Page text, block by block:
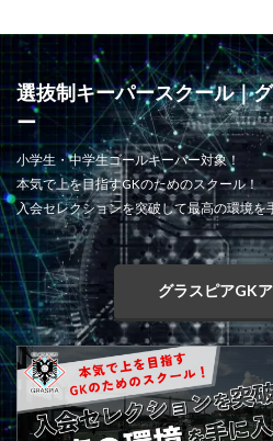
選抜制キーパースクール｜
ー
小学生・中学生ゴールキーパー対象！
本気で上を目指すGKのためのスクール！
入会セレクションを突破して最高の環境を
グラスピアGK